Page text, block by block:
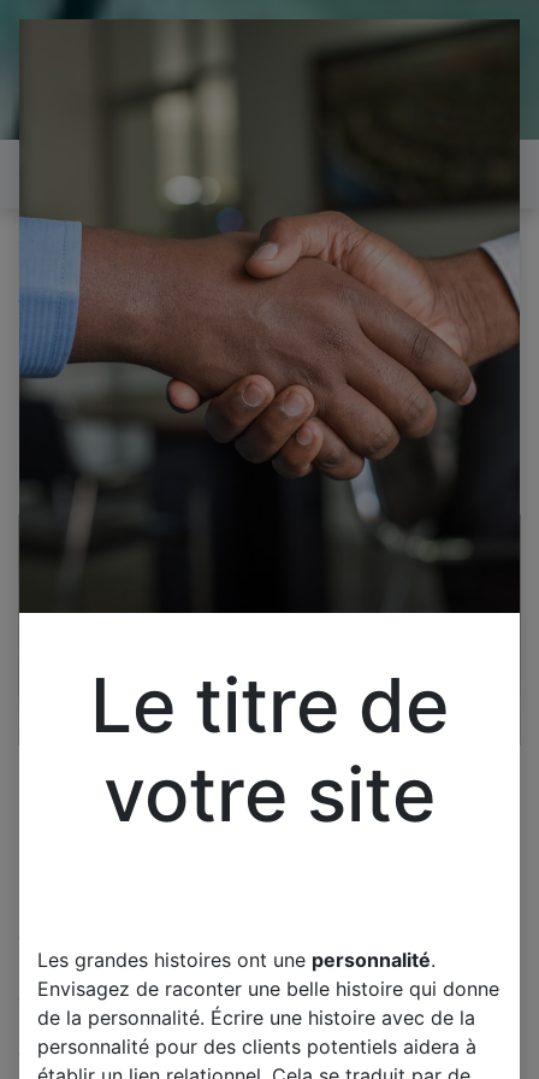
il est temps de
réparer...Electronique 66 est
heureux de vous aider
Tous les produits
LG 42LB5610 CARTE T-CON V14 42 DRD 6870C-
0480A
LG 42LB5610 CARTE T-CON
V14 42 DRD 6870C-0480A
(0 avis)
Le titre de
votre site
Les grandes histoires ont une personnalité.
Envisagez de raconter une belle histoire qui donne
de la personnalité. Écrire une histoire avec de la
personnalité pour des clients potentiels aidera à